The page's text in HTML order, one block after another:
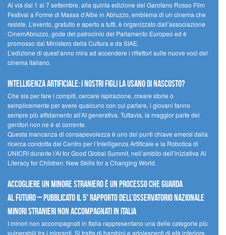
Al via dal 1 al 7 settembre, alla quinta edizione del Garofano Rosso Film
Festival a Forme di Massa d’Albe in Abruzzo, emblema di un cinema che
resiste. L’evento, gratuito e aperto a tutti, è organizzato dall’associazione
CinemAbruzzo, gode del patrocinio del Parlamento Europeo ed è
promosso dal Ministero della Cultura e da SIAE.
L’edizione di quest’anno mira ad accendere i riflettori sulle nuove voci del
cinema italiano.
Intelligenza artificiale: i nostri figli la usano di nascosto?
Che sia per fare i compiti, cercare ispirazione, creare storie o
semplicemente per avere qualcuno con cui parlare, i giovani fanno
sempre più affidamento all’AI generativa. Tuttavia, la maggior parte dei
genitori non ne è al corrente.
Questa mancanza di consapevolezza è uno dei punti chiave emersi dalla
ricerca condotta dal Centro per l’Intelligenza Artificale e la Robotica di
UNICRI durante l’AI for Good Global Summit, nell’ambito dell’iniziativa AI
Literacy for Children: New Skills for a Changing World.
Accogliere un minore straniero è un processo che guarda
al futuro – Pubblicato il 5° rapporto dell’Osservatorio Nazionale
Minori Stranieri Non Accompagnati in Italia
I minori non accompagnati in Italia rappresentano una delle categorie più
vulnerabili tra i migranti. Si tratta di bambini e adolescenti di età inferiore